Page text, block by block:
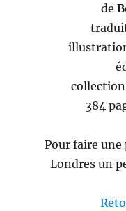
de
collection
384
Pour faire une
Londres un